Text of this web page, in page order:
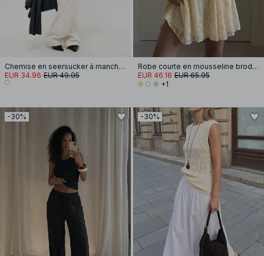
Chemise en seersucker à manches longues
EUR 34.96 EUR 49.95
Robe courte en mousseline brodée à manches longues
EUR 46.16 EUR 65.95
+1
-30% -30%